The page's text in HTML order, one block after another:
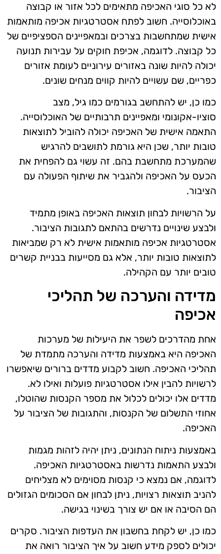
לא כל סוגי האכיפה מתאימים לכל אזור או קבוצה
באוכלוסייה. חשוב לפתח אסטרטגיות אכיפה מותאמות
אישית שמתחשבות בצרכים ובמאפיינים הספציפיים של
כל קבוצה. לדוגמה, אכיפת חוקים על עבירות תנועה
יכולה להיות שונה באזורים עירוניים לעומת אזורים
כפריים, שם עשויים להיות קווים מנחים שונים.
כמו כן, יש להתחשב בגורמים כמו גיל, מצב
סוציו-אקונומי ומאפיינים תרבותיים של האוכלוסייה.
התאמה אישית של האכיפה יכולה להוביל לתוצאות
טובות יותר, שכן היא גורמת לתושבים להרגיש
שהמערכת מתחשבת בהם. זה עשוי גם להפחית את
הכעס על האכיפה ולהגביר את שיתוף הפעולה עם
הציבור.
על הרשויות לבחון תוצאות האכיפה באופן מתמיד
ולבצע שינויים נדרשים בהתאם לתגובות הציבור.
אסטרטגיות אכיפה מותאמות אישית לא רק שמביאות
לתוצאות טובות יותר, אלא גם מסייעות בבניית קשרים
טובים יותר עם הקהילה.
מדידה והערכה של תהליכי
אכיפה
אחת מהדרכים לשפר את היעילות של מערכות
האכיפה היא באמצעות מדידה והערכה מתמדת של
תהליכי האכיפה. חשוב לקבוע מדדים ברורים שיאפשרו
לרשויות להבין אילו אסטרטגיות פועלות ואילו לא.
מדדים אלו יכולים לכלול את מספר הקנסות שהוטלו,
אחוזי התשלום של הקנסות, והתגובות של הציבור על
האכיפה.
באמצעות ניתוח הנתונים, ניתן יהיה לזהות מגמות
ולבצע התאמות נדרשות באסטרטגיות האכיפה.
לדוגמה, אם נמצא כי קנסות מסוימים לא מצליחים
להניב תוצאות רצויות, ניתן לבחון אם הסכומים הגזולים
הם הסיבה או אם יש צורך בשינוי בגישה.
כמו כן, יש לקחת בחשבון את העדפות הציבור. סקרים
יכולים לספק מידע חשוב על איך הציבור רואה את